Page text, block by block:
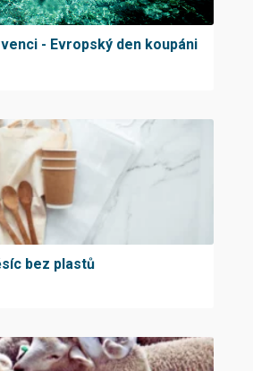
- Evropský den koupáni
bez plastů